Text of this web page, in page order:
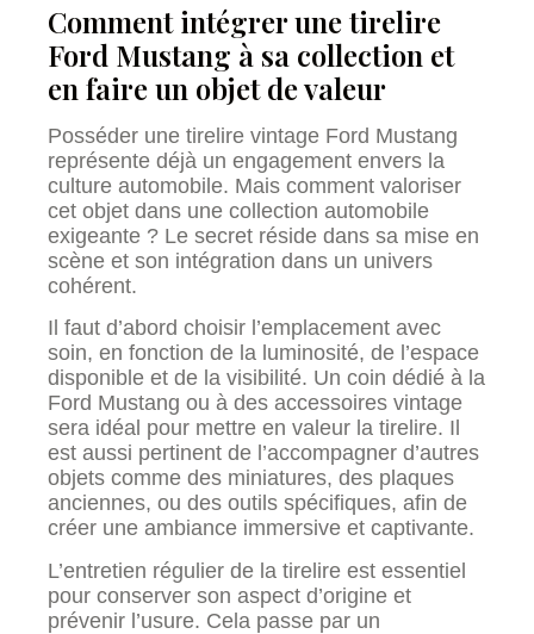
Comment intégrer une tirelire
Ford Mustang à sa collection et
en faire un objet de valeur
Posséder une tirelire vintage Ford Mustang
représente déjà un engagement envers la
culture automobile. Mais comment valoriser
cet objet dans une collection automobile
exigeante ? Le secret réside dans sa mise en
scène et son intégration dans un univers
cohérent.
Il faut d’abord choisir l’emplacement avec
soin, en fonction de la luminosité, de l’espace
disponible et de la visibilité. Un coin dédié à la
Ford Mustang ou à des accessoires vintage
sera idéal pour mettre en valeur la tirelire. Il
est aussi pertinent de l’accompagner d’autres
objets comme des miniatures, des plaques
anciennes, ou des outils spécifiques, afin de
créer une ambiance immersive et captivante.
L’entretien régulier de la tirelire est essentiel
pour conserver son aspect d’origine et
prévenir l’usure. Cela passe par un